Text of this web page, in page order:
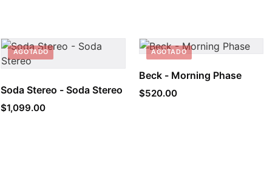
AGOTADO
Soda Stereo - Soda Stereo
$1,099.00
AGOTADO
Beck - Morning Phase
$520.00